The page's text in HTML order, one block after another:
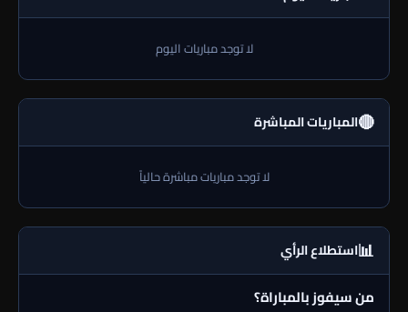
لا توجد مباريات اليوم
🔴المباريات المباشرة
لا توجد مباريات مباشرة حالياً
📊استطلاع الرأي
من سيفوز بالمباراة؟